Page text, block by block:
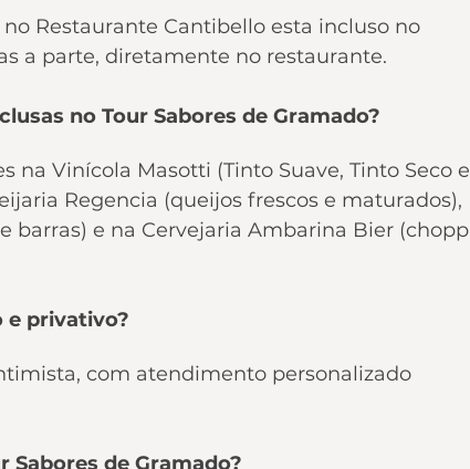
Restaurante Cantibello esta incluso no
a parte, diretamente no restaurante.
no Tour Sabores de Gramado?
na Vinícola Masotti (Tinto Suave, Tinto Seco e
Regencia (queijos frescos e maturados),
barras) e na Cervejaria Ambarina Bier (chopp
e privativo?
com atendimento personalizado
Sabores de Gramado?